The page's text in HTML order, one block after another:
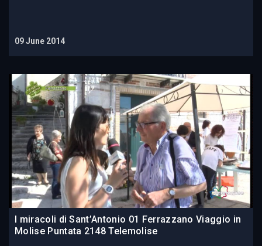
09 June 2014
I miracoli di Sant’Antonio 01 Ferrazzano Viaggio in
Molise Puntata 2148 Telemolise